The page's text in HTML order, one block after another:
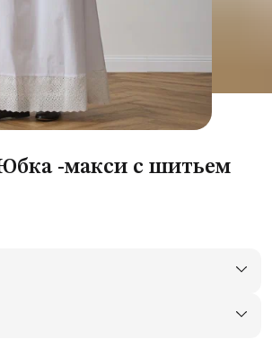
-макси с шитьем
СБП или наличными